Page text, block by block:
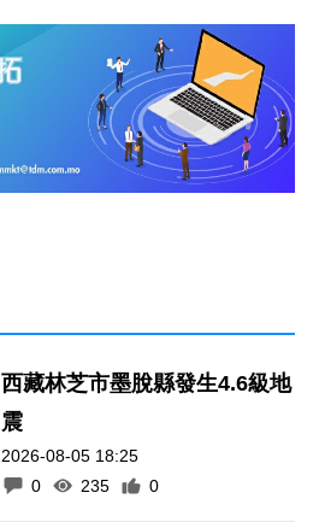
西藏林芝市墨脫縣發生4.6級地
震
2026-08-05 18:25
0
235 0